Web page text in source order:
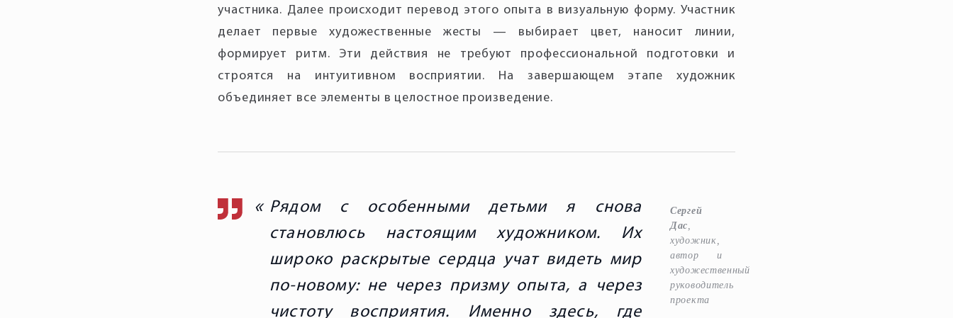
участника. Далее происходит перевод этого опыта в визуальную форму. Участник
делает первые художественные жесты — выбирает цвет, наносит линии,
формирует ритм. Эти действия не требуют профессиональной подготовки и
строятся на интуитивном восприятии. На завершающем этапе художник
объединяет все элементы в целостное произведение.
Сергей
Дас,
художник,
автор и
художественный
руководитель
проекта
Рядом с особенными детьми я снова
становлюсь настоящим художником. Их
широко раскрытые сердца учат видеть мир
по-новому: не через призму опыта, а через
чистоту восприятия. Именно здесь, где